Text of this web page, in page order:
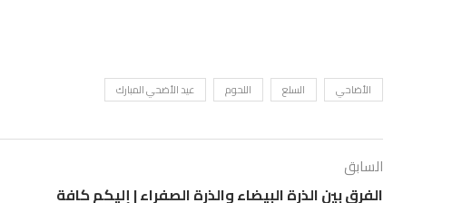
الأضاحي السلع اللحوم عيد الأضحي المبارك
السابق
الفرق بين الذرة البيضاء والذرة الصفراء | إليكم كافة